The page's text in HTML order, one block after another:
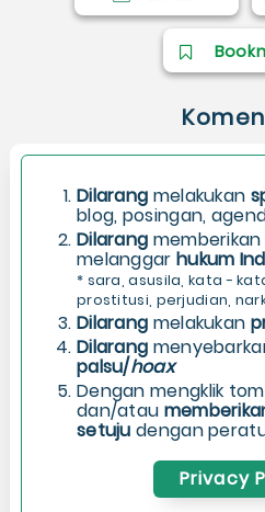
Dilarang melakukan
blog, posingan,
Dilarang
melanggar hukum
* sara, asusila, kata -
prostitusi, perjudian,
Dilarang melakukan
Dilarang
palsu/hoax
Dengan mengklik
dan/atau
setuju dengan
Privacy